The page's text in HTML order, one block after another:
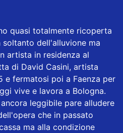
quasi totalmente ricoperta
dell'alluvione ma
artista in residenza al
di David Casini, artista
e fermatosi poi a Faenza per
vive e lavora a Bologna.
leggibile pare alludere
che in passato
ma alla condizione